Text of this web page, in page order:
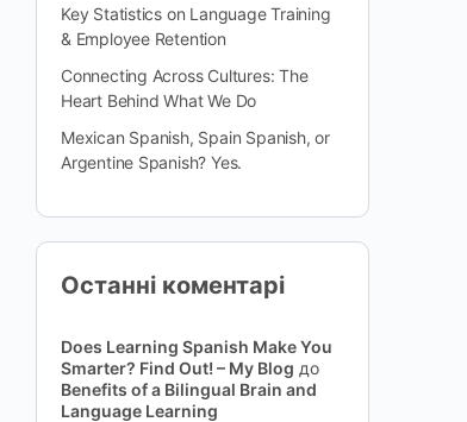
Key Statistics on Language Training
& Employee Retention
Connecting Across Cultures: The
Heart Behind What We Do
Mexican Spanish, Spain Spanish, or
Argentine Spanish? Yes.
Останні коментарі
Does Learning Spanish Make You
Smarter? Find Out! – My Blog до
Benefits of a Bilingual Brain and
Language Learning